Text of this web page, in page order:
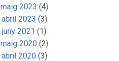
maig 2023 (4)
abril 2023 (3)
juny 2021 (1)
maig 2020(2)
abril 2020(3)